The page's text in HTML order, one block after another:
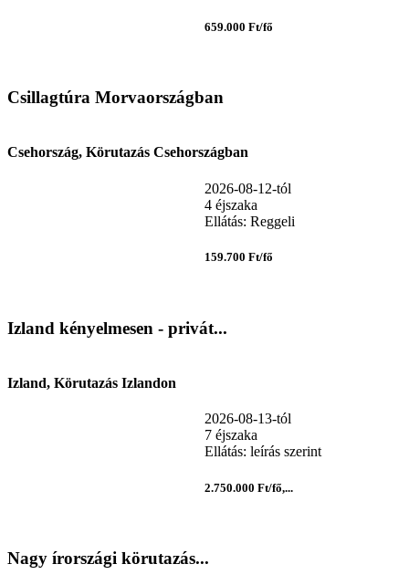
659.000 Ft/fő
Csillagtúra Morvaországban
Csehország, Körutazás Csehországban
2026-08-12-tól
4 éjszaka
Ellátás: Reggeli
159.700 Ft/fő
Izland kényelmesen - privát...
Izland, Körutazás Izlandon
2026-08-13-tól
7 éjszaka
Ellátás: leírás szerint
2.750.000 Ft/fő,...
Nagy írországi körutazás...